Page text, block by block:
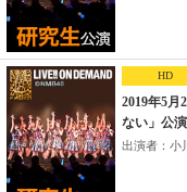
HD
2019年5月
ない」公演
出演者：小